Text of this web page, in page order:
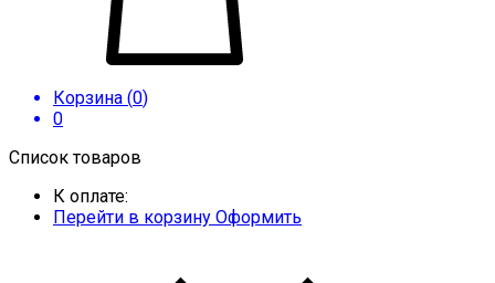
Корзина (0)
0
Список товаров
К оплате:
Перейти в корзину Оформить